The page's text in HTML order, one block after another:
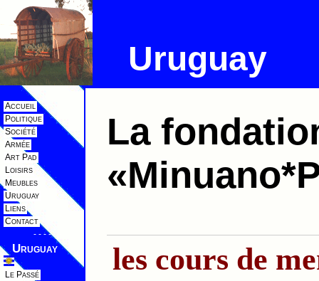
Uruguay
La
les cours de
Accueil
Politique
Société
Armée
Art Pad
Loisirs
Meubles
Uruguay
Liens
Contact
- - - - - -
Uruguay
Le Passé